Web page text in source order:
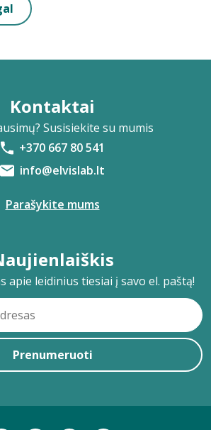
Kontaktai
Susisiekite su mumis
+370 667 80 541
info@elvislab.lt
Parašykite mums
apie leidinius tiesiai į savo el. paštą!
Prenumeruoti